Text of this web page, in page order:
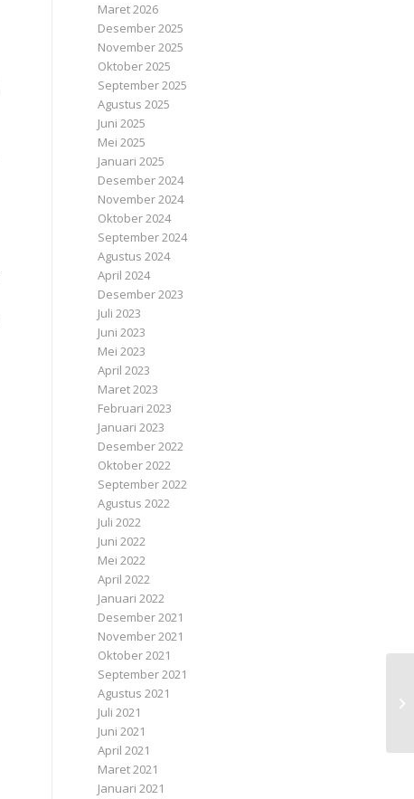
Maret 2026
Desember 2025
November 2025
Oktober 2025
September 2025
Agustus 2025
Juni 2025
Mei 2025
Januari 2025
Desember 2024
November 2024
Oktober 2024
September 2024
Agustus 2024
April 2024
Desember 2023
Juli 2023
Juni 2023
Mei 2023
April 2023
Maret 2023
Februari 2023
Januari 2023
Desember 2022
Oktober 2022
September 2022
Agustus 2022
Juli 2022
Juni 2022
Mei 2022
April 2022
Januari 2022
Desember 2021
November 2021
Oktober 2021
September 2021
Agustus 2021
Juli 2021
Juni 2021
April 2021
Maret 2021
Januari 2021